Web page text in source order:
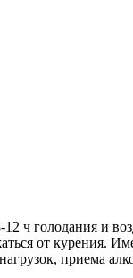
ч голодания и
от курения.
приема